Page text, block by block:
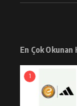
En Çok
1